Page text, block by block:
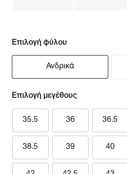
Επιλογή φύλου
Ανδρικά
Επιλογή μεγέθους
35.5 36 36.5
38.5 39 40